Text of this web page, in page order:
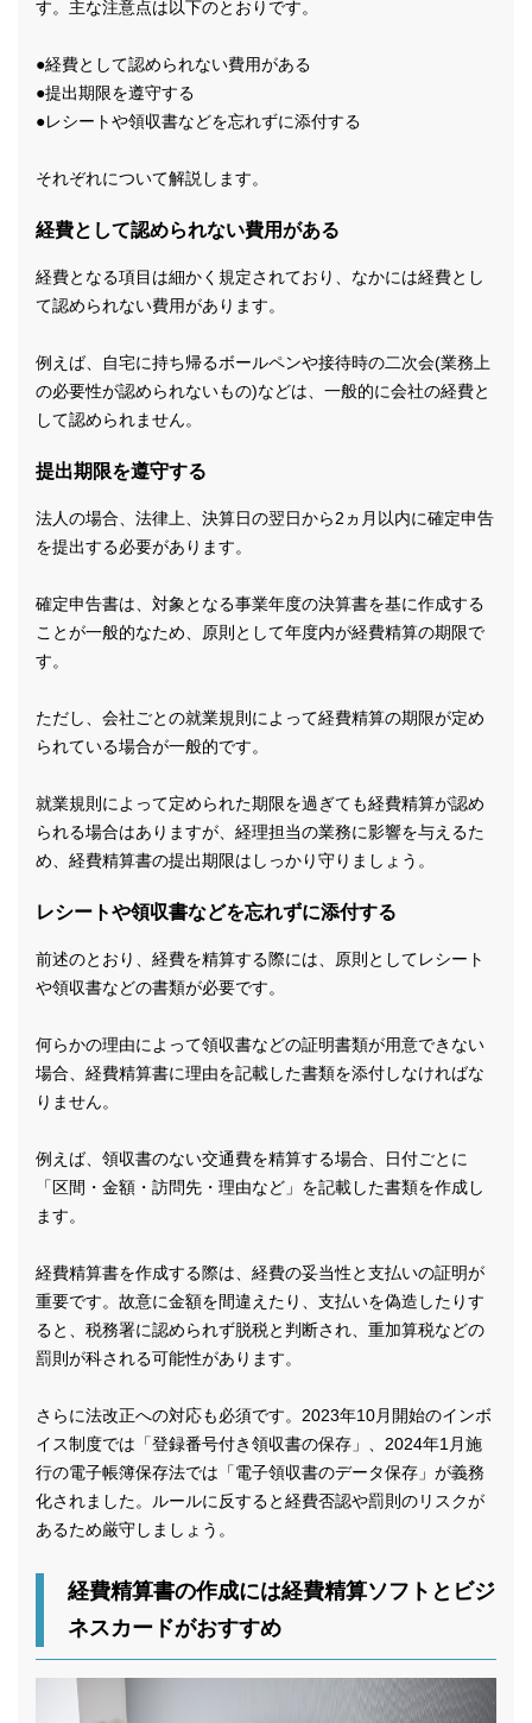
す。主な注意点は以下のとおりです。
●経費として認められない費用がある
●提出期限を遵守する
●レシートや領収書などを忘れずに添付する
それぞれについて解説します。
経費として認められない費用がある
経費となる項目は細かく規定されており、なかには経費とし
て認められない費用があります。
例えば、自宅に持ち帰るボールペンや接待時の二次会(業務上
の必要性が認められないもの)などは、一般的に会社の経費と
して認められません。
提出期限を遵守する
法人の場合、法律上、決算日の翌日から2ヵ月以内に確定申告
を提出する必要があります。
確定申告書は、対象となる事業年度の決算書を基に作成する
ことが一般的なため、原則として年度内が経費精算の期限で
す。
ただし、会社ごとの就業規則によって経費精算の期限が定め
られている場合が一般的です。
就業規則によって定められた期限を過ぎても経費精算が認め
られる場合はありますが、経理担当の業務に影響を与えるた
め、経費精算書の提出期限はしっかり守りましょう。
レシートや領収書などを忘れずに添付する
前述のとおり、経費を精算する際には、原則としてレシート
や領収書などの書類が必要です。
何らかの理由によって領収書などの証明書類が用意できない
場合、経費精算書に理由を記載した書類を添付しなければな
りません。
例えば、領収書のない交通費を精算する場合、日付ごとに
「区間・金額・訪問先・理由など」を記載した書類を作成し
ます。
経費精算書を作成する際は、経費の妥当性と支払いの証明が
重要です。故意に金額を間違えたり、支払いを偽造したりす
ると、税務署に認められず脱税と判断され、重加算税などの
罰則が科される可能性があります。
さらに法改正への対応も必須です。2023年10月開始のインボ
イス制度では「登録番号付き領収書の保存」、2024年1月施
行の電子帳簿保存法では「電子領収書のデータ保存」が義務
化されました。ルールに反すると経費否認や罰則のリスクが
あるため厳守しましょう。
経費精算書の作成には経費精算ソフトとビジ
ネスカードがおすすめ